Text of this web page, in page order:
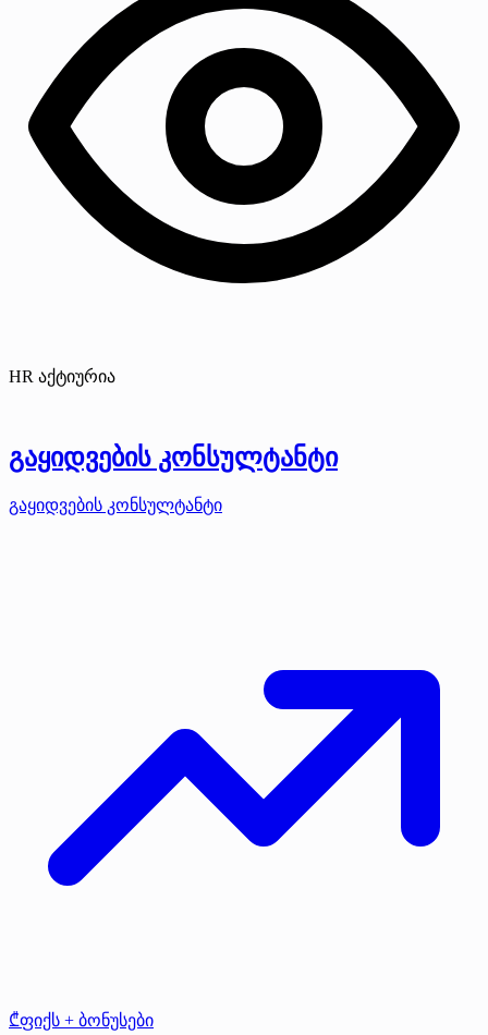
HR აქტიურია
გაყიდვების კონსულტანტი
გაყიდვების კონსულტანტი
₾ფიქს + ბონუსები